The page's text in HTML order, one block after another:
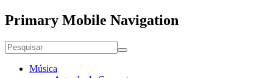
Primary Mobile Navigation
Música